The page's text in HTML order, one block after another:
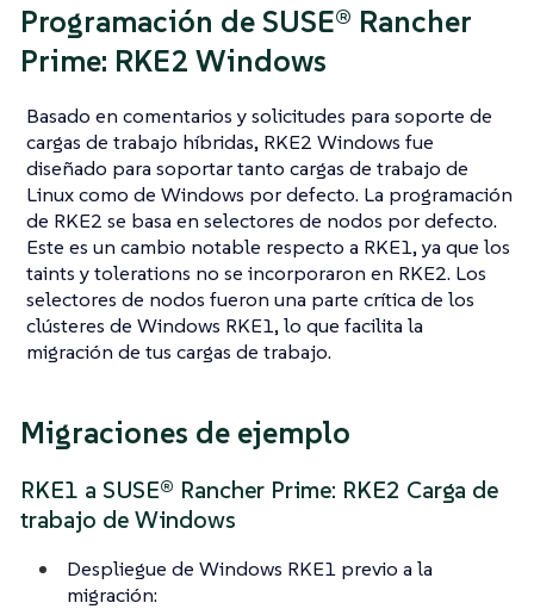
Programación de SUSE® Rancher
Prime: RKE2 Windows
Basado en comentarios y solicitudes para soporte de
cargas de trabajo híbridas, RKE2 Windows fue
diseñado para soportar tanto cargas de trabajo de
Linux como de Windows por defecto. La programación
de RKE2 se basa en selectores de nodos por defecto.
Este es un cambio notable respecto a RKE1, ya que los
taints y tolerations no se incorporaron en RKE2. Los
selectores de nodos fueron una parte crítica de los
clústeres de Windows RKE1, lo que facilita la
migración de tus cargas de trabajo.
Migraciones de ejemplo
RKE1 a SUSE® Rancher Prime: RKE2 Carga de
trabajo de Windows
Despliegue de Windows RKE1 previo a la
migración: